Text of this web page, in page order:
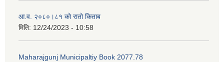
आ.व. २०८०।८१ को रातो किताब
मिति: 12/24/2023 - 10:58
Maharajgunj Municipaltiy Book 2077.78